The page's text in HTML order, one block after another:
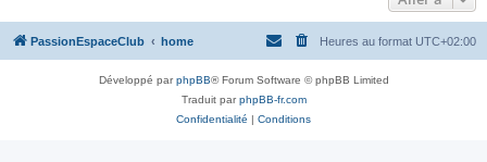
PassionEspaceClub home Heures au format UTC+02:00
Développé parphpBB® Forum Software © phpBB Limited
Traduit parphpBB-fr.com
Confidentialité | Conditions